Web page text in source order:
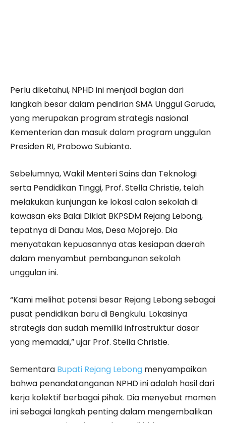
Perlu diketahui, NPHD ini menjadi bagian dari
langkah besar dalam pendirian SMA Unggul Garuda,
yang merupakan program strategis nasional
Kementerian dan masuk dalam program unggulan
Presiden RI, Prabowo Subianto.
Sebelumnya, Wakil Menteri Sains dan Teknologi
serta Pendidikan Tinggi, Prof. Stella Christie, telah
melakukan kunjungan ke lokasi calon sekolah di
kawasan eks Balai Diklat BKPSDM Rejang Lebong,
tepatnya di Danau Mas, Desa Mojorejo. Dia
menyatakan kepuasannya atas kesiapan daerah
dalam menyambut pembangunan sekolah
unggulan ini.
“Kami melihat potensi besar Rejang Lebong sebagai
pusat pendidikan baru di Bengkulu. Lokasinya
strategis dan sudah memiliki infrastruktur dasar
yang memadai,” ujar Prof. Stella Christie.
Sementara Bupati Rejang Lebong menyampaikan
bahwa penandatanganan NPHD ini adalah hasil dari
kerja kolektif berbagai pihak. Dia menyebut momen
ini sebagai langkah penting dalam mengembalikan